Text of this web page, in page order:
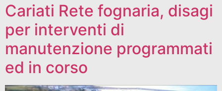
Cariati Rete fognaria, disagi
per interventi di
manutenzione programmati
ed in corso